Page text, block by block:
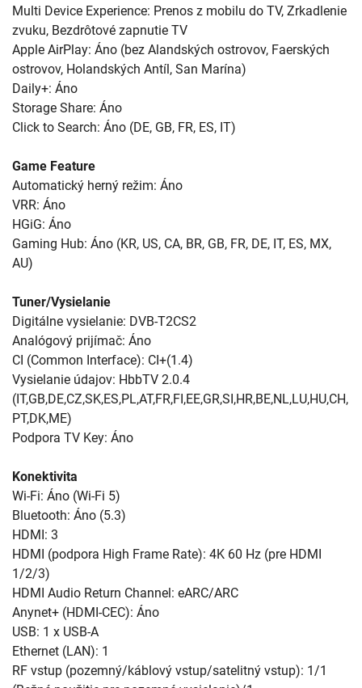
Multi Device Experience: Prenos z mobilu do TV, Zrkadlenie
zvuku, Bezdrôtové zapnutie TV
Apple AirPlay: Áno (bez Alandských ostrovov, Faerských
ostrovov, Holandských Antíl, San Marína)
Daily+: Áno
Storage Share: Áno
Click to Search: Áno (DE, GB, FR, ES, IT)
Game Feature
Automatický herný režim: Áno
VRR: Áno
HGiG: Áno
Gaming Hub: Áno (KR, US, CA, BR, GB, FR, DE, IT, ES, MX,
AU)
Tuner/Vysielanie
Digitálne vysielanie: DVB-T2CS2
Analógový prijímač: Áno
CI (Common Interface): CI+(1.4)
Vysielanie údajov: HbbTV 2.0.4
(IT,GB,DE,CZ,SK,ES,PL,AT,FR,FI,EE,GR,SI,HR,BE,NL,LU,HU,CH,
PT,DK,ME)
Podpora TV Key: Áno
Konektivita
Wi-Fi: Áno (Wi-Fi 5)
Bluetooth: Áno (5.3)
HDMI: 3
HDMI (podpora High Frame Rate): 4K 60 Hz (pre HDMI
1/2/3)
HDMI Audio Return Channel: eARC/ARC
Anynet+ (HDMI-CEC): Áno
USB: 1 x USB-A
Ethernet (LAN): 1
RF vstup (pozemný/káblový vstup/satelitný vstup): 1/1